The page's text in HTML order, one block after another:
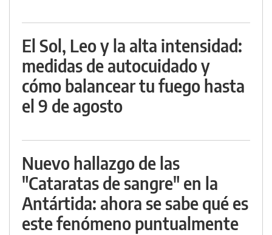
El Sol, Leo y la alta intensidad:
medidas de autocuidado y
cómo balancear tu fuego hasta
el 9 de agosto
Nuevo hallazgo de las
"Cataratas de sangre" en la
Antártida: ahora se sabe qué es
este fenómeno puntualmente